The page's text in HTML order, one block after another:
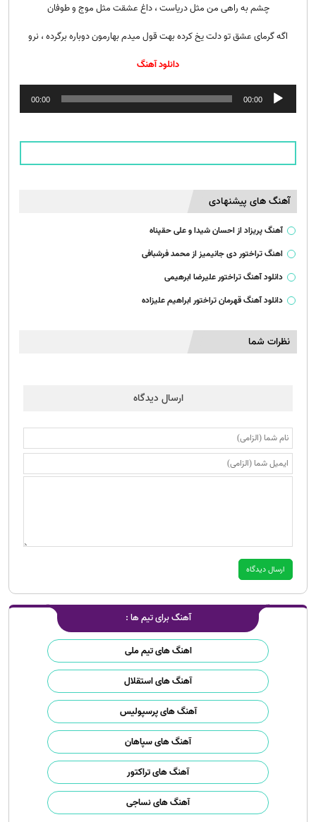
آهنگ برای تیم ها :
اهنگ های تیم ملی
آهنگ های استقلال
آهنگ های پرسپولیس
آهنگ های سپاهان
آهنگ های تراکتور
آهنگ های نساجی
چشم به راهی من مثل دریاست ، داغ عشقت مثل موج و طوفان
اگه گرمای عشق تو دلت یخ کرده بهت قول میدم بهارمون دوباره برگرده ، نرو
دانلود آهنگ
پخش‌کننده
صوت
00:00
00:00
آهنگ های پیشنهادی
آهنگ پریزاد از احسان شیدا و علی حقپناه
اهنگ تراختور دی جانیمیز از محمد فرشبافی
دانلود آهنگ تراختور علیرضا ابرهیمی
دانلود آهنگ قهرمان تراختور ابراهیم علیزاده
نظرات شما
ارسال دیدگاه